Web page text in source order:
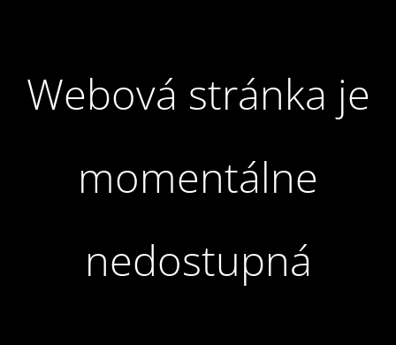
Webová stránka je
momentálne
nedostupná